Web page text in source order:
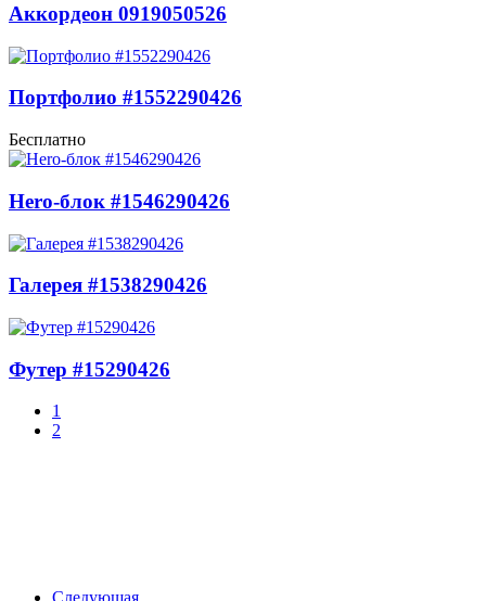
Аккордеон 0919050526
Портфолио #1552290426
Бесплатно
Hero-блок #1546290426
Галерея #1538290426
Футер #15290426
1
2